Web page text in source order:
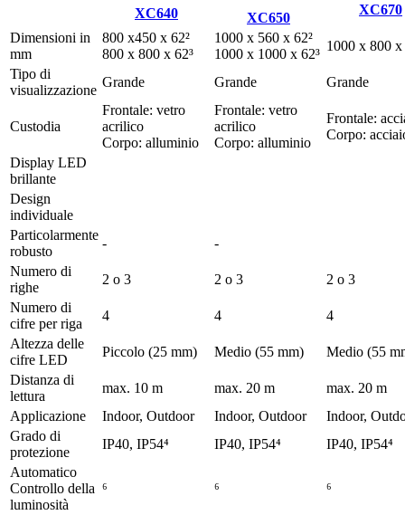
XC640 XC650
XC670
Dimensioni in
mm
800 x450 x 62²
800 x 800 x 62³
1000 x 560 x 62²
1000 x 1000 x 62³
1000 x 800 x
Tipo di
visualizzazione
Grande Grande Grande
Custodia
Frontale: vetro
acrilico
Corpo: alluminio
Frontale: vetro
acrilico
Corpo: alluminio
Frontale:
Corpo:
Display LED
brillante
Design
individuale
Particolarmente
robusto
-
-
Numero di
righe
2 o 3 2 o 3
2 o 3
Numero di
cifre per riga
4 4
4
Altezza delle
cifre LED
Piccolo (25 mm) Medio (55 mm)
Medio (55
Distanza di
lettura
max. 10 m max. 20 m
max. 20 m
Applicazione
Indoor, Outdoor Indoor, Outdoor
Indoor,
Grado di
protezione
IP40, IP54⁴ IP40, IP54⁴
IP40, IP54⁴
Automatico
Controllo della
luminosità
⁶ ⁶ ⁶